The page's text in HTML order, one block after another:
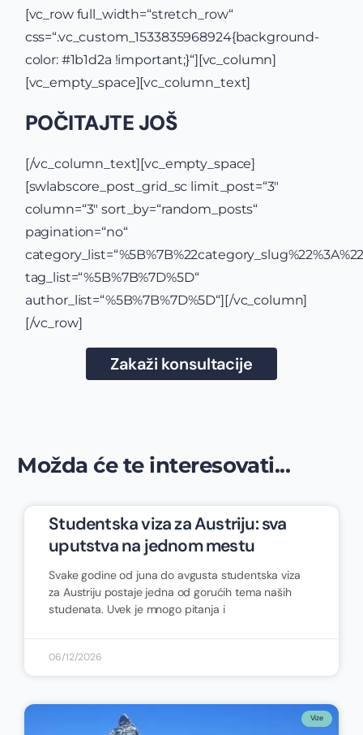
[vc_row full_width=“stretch_row“
css=“.vc_custom_1533835968924{background-
color: #1b1d2a !important;}“][vc_column]
[vc_empty_space][vc_column_text]
POČITAJTE JOŠ
[/vc_column_text][vc_empty_space]
[swlabscore_post_grid_sc limit_post=“3″
column=“3″ sort_by=“random_posts“
pagination=“no“
tag_list=“%5B%7B%7D%5D“
author_list=“%5B%7B%7D%5D“][/vc_column]
[/vc_row]
Zakaži konsultacije
Možda će te interesovati...
Studentska viza za Austriju: sva
uputstva na jednom mestu
Svake godine od juna do avgusta studentska viza
za Austriju postaje jedna od gorućih tema naših
studenata. Uvek je mnogo pitanja i
06/12/2026
Vize